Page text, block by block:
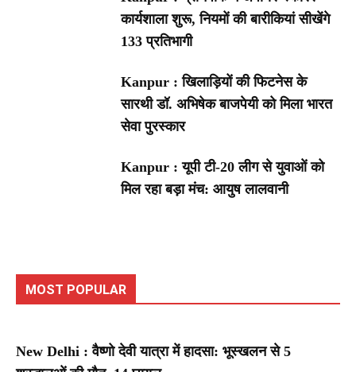
कार्यशाला शुरू, नियमों की बारीकियां सीखेंगे
133 प्रतिभागी
Kanpur : खिलाड़ियों की फिटनेस के
सारथी डॉ. अभिषेक बाजपेयी को मिला भारत
सेवा पुरस्कार
Kanpur : यूपी टी-20 लीग से युवाओं को
मिल रहा बड़ा मंच: आयुष लालवानी
MOST POPULAR
New Delhi : वैष्णो देवी यात्रा में हादसा: भूस्खलन से 5